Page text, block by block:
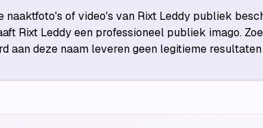
naaktfoto's of video's van Rixt Leddy publiek
Rixt Leddy een professioneel publiek imago.
aan deze naam leveren geen legitieme